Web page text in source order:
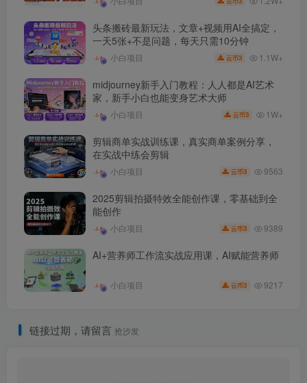
头条搬砖最新玩法，文章+视频用AI全搞定，
一天5张+不是问题，每天只需10分钟
小白项目 云币3 1.1W+
midjourney新手入门教程：人人都是AI艺术
家，新手小白也能变身艺术大师
小白项目 云币3 1W+
剪辑商单实战训练课，真实商单案例分享，
在实战中练会剪辑
小白项目 云币3 9563
2025剪辑拍摄特效全能创作课，零基础到全
能创作
小白项目 云币3 9389
AI+营养师工作流实战应用课，AI赋能营养师
小白项目 云币3 9217
链接过期，请留言 抢沙发